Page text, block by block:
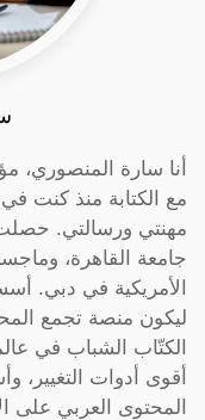
أنا سارة المنصوري،
مع الكتابة منذ كنت
مهنتي ورسالتي.
جامعة القاهرة،
الأمريكية في دبي.
ليكون منصة تجمع
الكتّاب الشباب في
أقوى أدوات
المحتوى العربي على